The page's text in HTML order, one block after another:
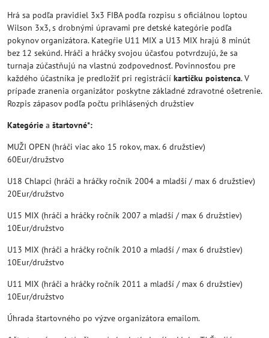
Hrá sa podľa pravidiel 3x3 FIBA podľa rozpisu s oficiálnou loptou
Wilson 3x3, s drobnými úpravami pre detské kategórie podľa
pokynov organizátora. Kategŕie U11 MIX a U13 MIX hrajú 8 minút
bez 12 sekúnd. Hráči a hráčky svojou účasťou potvrdzujú, že sa
turnaja zúčastňujú na vlastnú zodpovednosť. Povinnosťou pre
každého účastníka je predložiť pri registrácií kartičku poistenca. V
prípade zranenia organizátor poskytne základné zdravotné ošetrenie.
Rozpis zápasov podľa počtu prihlásených družstiev
Kategórie a štartovné*:
MUŽI OPEN (hráči viac ako 15 rokov, max. 6 družstiev)
60Eur/družstvo
U18 Chlapci (hráči a hráčky ročník 2004 a mladší / max 6 družstiev)
20Eur/družstvo
U15 MIX (hráči a hráčky ročník 2007 a mladší / max 6 družstiev)
10Eur/družstvo
U13 MIX (hráči a hráčky ročník 2010 a mladší / max 6 družstiev)
10Eur/družstvo
U11 MIX (hráči a hráčky ročník 2011 a mladší / max 6 družstiev)
10Eur/družstvo
Úhrada štartovného po výzve organizátora emailom.